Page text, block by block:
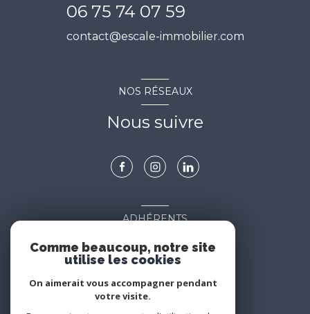
06 75 74 07 59
contact@escale-immobilier.com
NOS RÉSEAUX
Nous suivre
ADHÉRENTS
Nous adhérons
Comme beaucoup, notre site
utilise les cookies
On aimerait vous accompagner pendant
votre visite.